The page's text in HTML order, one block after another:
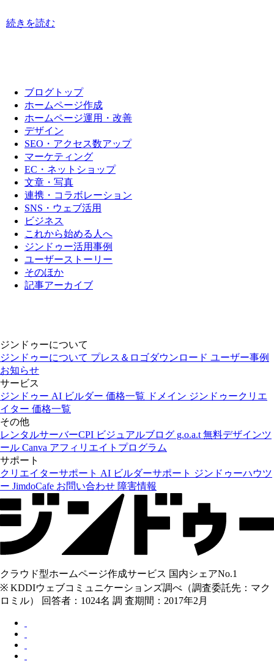
続きを読む
ブログトップ
ホームページ作成
ホームページ運用・改善
デザイン
SEO・アクセス数アップ
マーケティング
EC・ネットショップ
文章・写真
連携・コラボレーション
SNS・ウェブ活用
ビジネス
これから始める人へ
ジンドゥー活用事例
ユーザーストーリー
そのほか
記事アーカイブ
ジンドゥーについて
ジンドゥーについて プレス＆ロゴダウンロード ユーザー事例
お知らせ
サービス
ジンドゥー AI ビルダー 価格一覧 ドメイン ジンドゥークリエ
イター 価格一覧
その他
レンタルサーバーCPI ビジュアルブログ g.o.a.t 無料デザインツ
ール Canva アフィリエイトプログラム
サポート
クリエイターサポート AI ビルダーサポート ジンドゥーハウツ
ー JimdoCafe お問い合わせ 障害情報
クラウド型ホームページ作成サービス 国内シェアNo.1
※ KDDIウェブコミュニケーションズ調べ（調査委託先：マク
ロミル） 回答者：1024名 調 査期間：2017年2月